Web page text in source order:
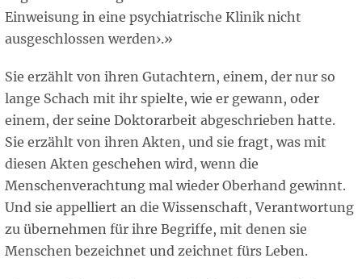
Einweisung in eine psychiatrische Klinik nicht
ausgeschlossen werden›.»
Sie erzählt von ihren Gutachtern, einem, der nur so
lange Schach mit ihr spielte, wie er gewann, oder
einem, der seine Doktorarbeit abgeschrieben hatte.
Sie erzählt von ihren Akten, und sie fragt, was mit
diesen Akten geschehen wird, wenn die
Menschenverachtung mal wieder Oberhand gewinnt.
Und sie appelliert an die Wissenschaft, Verantwortung
zu übernehmen für ihre Begriffe, mit denen sie
Menschen bezeichnet und zeichnet fürs Leben.